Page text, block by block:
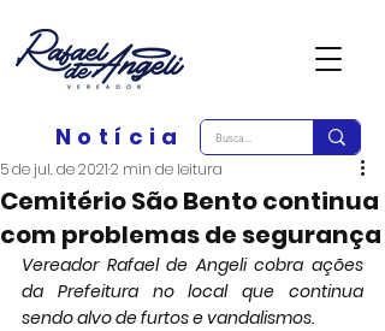
Notícia
Cemitério São Bento continua
com problemas de segurança
5 de jul. de 20212 min de leitura
Vereador Rafael de Angeli cobra ações
da Prefeitura no local que continua
sendo alvo de furtos e vandalismos.